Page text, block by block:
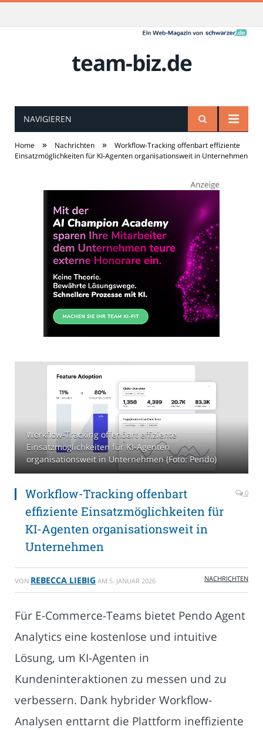
team-biz.de
NAVIGIEREN
Home » Nachrichten »
Workflow-Tracking offenbart effiziente
Einsatzmöglichkeiten für KI-Agenten organisationsweit in Unternehmen
Workflow-Tracking offenbart effiziente
Einsatzmöglichkeiten für KI-Agenten
organisationsweit in Unternehmen (Foto: Pendo)
Workflow-Tracking offenbart
effiziente Einsatzmöglichkeiten für
KI-Agenten organisationsweit in
Unternehmen
0
VON REBECCA LIEBIG AM 5. JANUAR 2026 NACHRICHTEN
Für E-Commerce-Teams bietet Pendo Agent
Analytics eine kostenlose und intuitive
Lösung, um KI-Agenten in
Kundeninteraktionen zu messen und zu
verbessern. Dank hybrider Workflow-
Analysen enttarnt die Plattform ineffiziente